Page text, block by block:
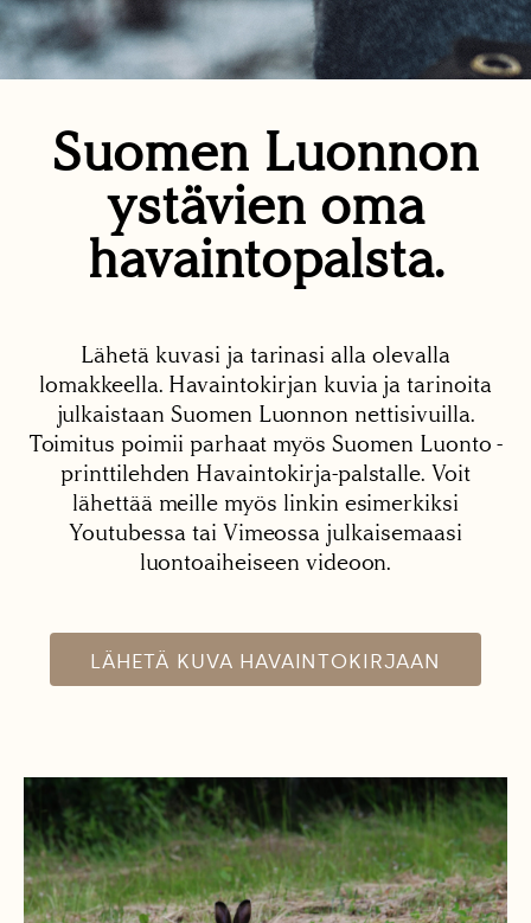
Suomen Luonnon
ystävien oma
havaintopalsta.
Lähetä kuvasi ja tarinasi alla olevalla
lomakkeella. Havaintokirjan kuvia ja tarinoita
julkaistaan Suomen Luonnon nettisivuilla.
Toimitus poimii parhaat myös Suomen Luonto -
printtilehden Havaintokirja-palstalle. Voit
lähettää meille myös linkin esimerkiksi
Youtubessa tai Vimeossa julkaisemaasi
luontoaiheiseen videoon.
LÄHETÄ KUVA HAVAINTOKIRJAAN